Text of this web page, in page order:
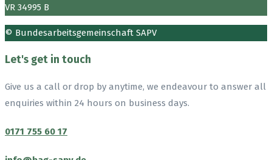
VR 34995 B
© Bundesarbeitsgemeinschaft SAPV
Let's get in touch
Give us a call or drop by anytime, we endeavour to answer all
enquiries within 24 hours on business days.
0171 755 60 17